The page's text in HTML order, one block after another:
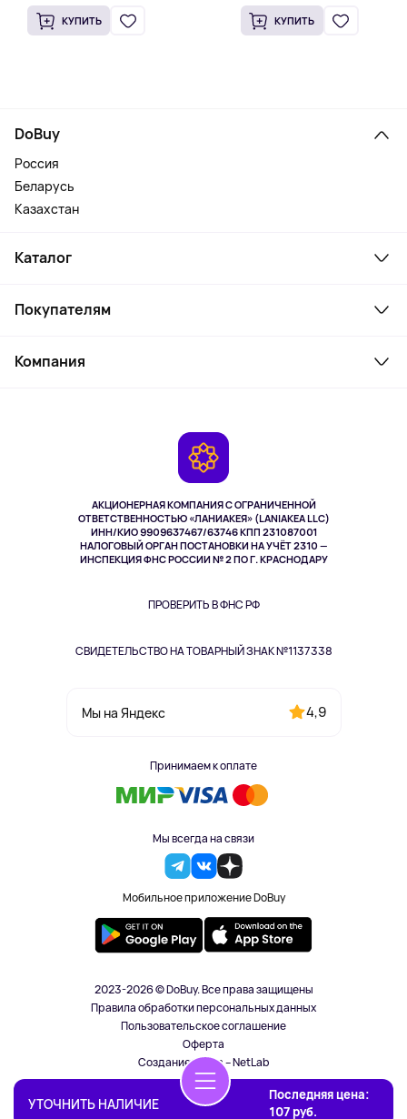
УТОЧНИТЬ НАЛИЧИЕ
Последняя цена:
107 руб.
КУПИТЬ КУПИТЬ
АКЦИОНЕРНАЯ КОМПАНИЯ С ОГРАНИЧЕННОЙ
ОТВЕТСТВЕННОСТЬЮ «ЛАНИАКЕЯ» (LANIAKEA LLC)
ИНН/КИО 9909637467/63746 КПП 231087001
НАЛОГОВЫЙ ОРГАН ПОСТАНОВКИ НА УЧЁТ 2310 —
ИНСПЕКЦИЯ ФНС РОССИИ № 2 ПО Г. КРАСНОДАРУ
ПРОВЕРИТЬ В ФНС РФ
СВИДЕТЕЛЬСТВО НА ТОВАРНЫЙ ЗНАК №1137338
Мы на Яндекс 4,9
Принимаем к оплате
Мы всегда на связи
Мобильное приложение DoBuy
DoBuy
Россия
Беларусь
Казахстан
Каталог
Ноутбуки, мониторы, VR
Косметика и уход
Здоровье питомцев
Одежда и аксессуары
Покупателям
Как заказать
Компания
2023-2026 © DoBuy. Все права защищены
Правила обработки персональных данных
Пользовательское соглашение
Оферта
Создание сайта – NetLab